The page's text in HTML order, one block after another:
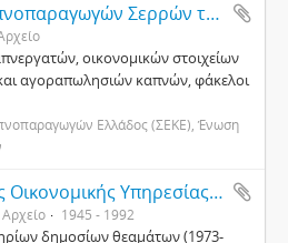
Αρχείο Ένωσης Καπνοπαραγωγών Σερρών της Συνεταιριστικής Ένωσης Καπνοπαραγωγών Ελλάδος (ΣΕΚΕ)
οικονομικών στοιχείων
αγοραπωλησιών καπνών, φάκελοι
Ελλάδος (ΣΕΚΕ), Ένωση
Αρχείο Α΄ Δημόσιας Οικονομικής Υπηρεσίας (Δ.Ο.Υ.) Σερρών
Αρχείο 1945 - 1992
δημοσίων θεαμάτων (1973-